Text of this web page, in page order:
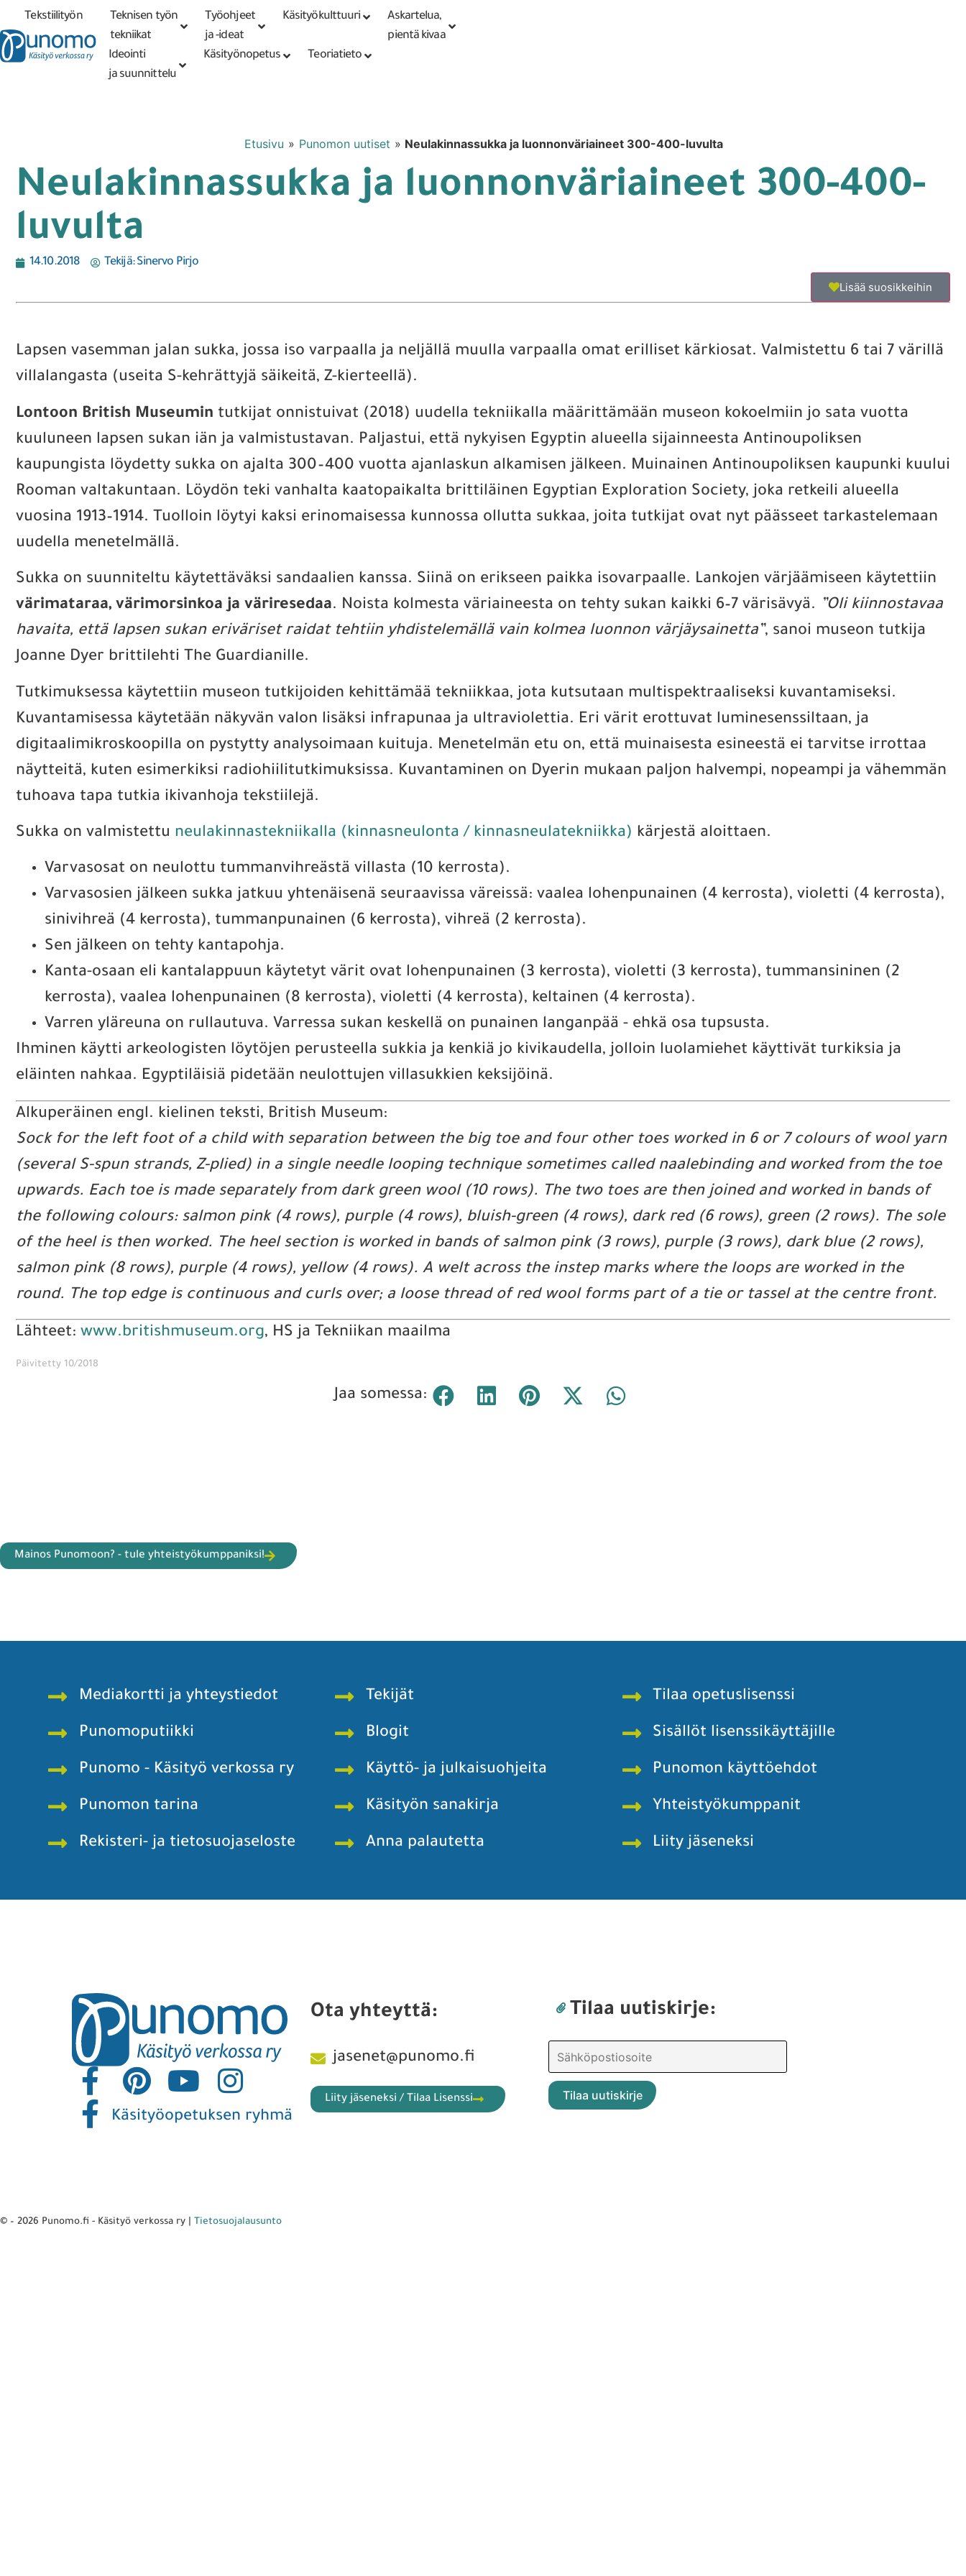
Tarkennettu PunomoputiikkiKirjaudu tai
rekisteröidy
Tekstiilityön
tekniikat
Teknisen työn
tekniikat
Työohjeet
ja -ideat
Käsityökulttuuri
Askartelua,
pientä kivaa
Ideointi
ja suunnittelu
Käsityönopetus Teoriatieto
Etusivu » Punomon uutiset » Neulakinnassukka ja luonnonväriaineet 300-400-luvulta
Neulakinnassukka ja luonnonväriaineet 300-400-
luvulta
14.10.2018 Tekijä:Sinervo Pirjo
Lisää suosikkeihin
Lapsen vasemman jalan sukka, jossa iso varpaalla ja neljällä muulla varpaalla omat erilliset kärkiosat. Valmistettu 6 tai 7 värillä
villalangasta (useita S-kehrättyjä säikeitä, Z-kierteellä).
Lontoon British Museumin tutkijat onnistuivat (2018) uudella tekniikalla määrittämään museon kokoelmiin jo sata vuotta
kuuluneen lapsen sukan iän ja valmistustavan. Paljastui, että nykyisen Egyptin alueella sijainneesta Antinoupoliksen
kaupungista löydetty sukka on ajalta 300–400 vuotta ajanlaskun alkamisen jälkeen. Muinainen Antinoupoliksen kaupunki kuului
Rooman valtakuntaan. Löydön teki vanhalta kaatopaikalta brittiläinen Egyptian Exploration Society, joka retkeili alueella
vuosina 1913–1914. Tuolloin löytyi kaksi erinomaisessa kunnossa ollutta sukkaa, joita tutkijat ovat nyt päässeet tarkastelemaan
uudella menetelmällä.
Sukka on suunniteltu käytettäväksi sandaalien kanssa. Siinä on erikseen paikka isovarpaalle. Lankojen värjäämiseen käytettiin
värimataraa, värimorsinkoa ja väriresedaa. Noista kolmesta väriaineesta on tehty sukan kaikki 6–7 värisävyä. ”Oli kiinnostavaa
havaita, että lapsen sukan eriväriset raidat tehtiin yhdistelemällä vain kolmea luonnon värjäysainetta”, sanoi museon tutkija
Joanne Dyer brittilehti The Guardianille.
Tutkimuksessa käytettiin museon tutkijoiden kehittämää tekniikkaa, jota kutsutaan multispektraaliseksi kuvantamiseksi.
Kuvantamisessa käytetään näkyvän valon lisäksi infrapunaa ja ultraviolettia. Eri värit erottuvat luminesenssiltaan, ja
digitaalimikroskoopilla on pystytty analysoimaan kuituja. Menetelmän etu on, että muinaisesta esineestä ei tarvitse irrottaa
näytteitä, kuten esimerkiksi radiohiilitutkimuksissa. Kuvantaminen on Dyerin mukaan paljon halvempi, nopeampi ja vähemmän
tuhoava tapa tutkia ikivanhoja tekstiilejä.
Sukka on valmistettu neulakinnastekniikalla (kinnasneulonta / kinnasneulatekniikka) kärjestä aloittaen.
Varvasosat on neulottu tummanvihreästä villasta (10 kerrosta).
Varvasosien jälkeen sukka jatkuu yhtenäisenä seuraavissa väreissä: vaalea lohenpunainen (4 kerrosta), violetti (4 kerrosta),
sinivihreä (4 kerrosta), tummanpunainen (6 kerrosta), vihreä (2 kerrosta).
Sen jälkeen on tehty kantapohja.
Kanta-osaan eli kantalappuun käytetyt värit ovat lohenpunainen (3 kerrosta), violetti (3 kerrosta), tummansininen (2
kerrosta), vaalea lohenpunainen (8 kerrosta), violetti (4 kerrosta), keltainen (4 kerrosta).
Varren yläreuna on rullautuva. Varressa sukan keskellä on punainen langanpää - ehkä osa tupsusta.
Ihminen käytti arkeologisten löytöjen perusteella sukkia ja kenkiä jo kivikaudella, jolloin luolamiehet käyttivät turkiksia ja
eläinten nahkaa. Egyptiläisiä pidetään neulottujen villasukkien keksijöinä.
Alkuperäinen engl. kielinen teksti, British Museum:
Sock for the left foot of a child with separation between the big toe and four other toes worked in 6 or 7 colours of wool yarn
(several S-spun strands, Z-plied) in a single needle looping technique sometimes called naalebinding and worked from the toe
upwards. Each toe is made separately from dark green wool (10 rows). The two toes are then joined and worked in bands of
the following colours: salmon pink (4 rows), purple (4 rows), bluish-green (4 rows), dark red (6 rows), green (2 rows). The sole
of the heel is then worked. The heel section is worked in bands of salmon pink (3 rows), purple (3 rows), dark blue (2 rows),
salmon pink (8 rows), purple (4 rows), yellow (4 rows). A welt across the instep marks where the loops are worked in the
round. The top edge is continuous and curls over; a loose thread of red wool forms part of a tie or tassel at the centre front.
Lähteet: www.britishmuseum.org, HS ja Tekniikan maailma
Päivitetty 10/2018
Jaa somessa:
Mainos Punomoon? - tule yhteistyökumppaniksi!
Mediakortti ja yhteystiedot
Punomoputiikki
Punomo - Käsityö verkossa ry
Punomon tarina
Rekisteri- ja tietosuojaseloste
Tekijät
Blogit
Käyttö- ja julkaisuohjeita
Käsityön sanakirja
Anna palautetta
Tilaa opetuslisenssi
Sisällöt lisenssikäyttäjille
Punomon käyttöehdot
Yhteistyökumppanit
Liity jäseneksi
Käsityöopetuksen ryhmä
Ota yhteyttä:
jasenet@punomo.fi
Liity jäseneksi / Tilaa Lisenssi
Tilaa uutiskirje:
© – 2026 Punomo.fi - Käsityö verkossa ry | Tietosuojalausunto